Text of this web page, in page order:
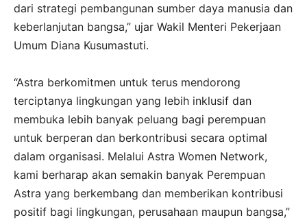
dari strategi pembangunan sumber daya manusia dan
keberlanjutan bangsa,” ujar Wakil Menteri Pekerjaan
Umum Diana Kusumastuti.
“Astra berkomitmen untuk terus mendorong
terciptanya lingkungan yang lebih inklusif dan
membuka lebih banyak peluang bagi perempuan
untuk berperan dan berkontribusi secara optimal
dalam organisasi. Melalui Astra Women Network,
kami berharap akan semakin banyak Perempuan
Astra yang berkembang dan memberikan kontribusi
positif bagi lingkungan, perusahaan maupun bangsa,”